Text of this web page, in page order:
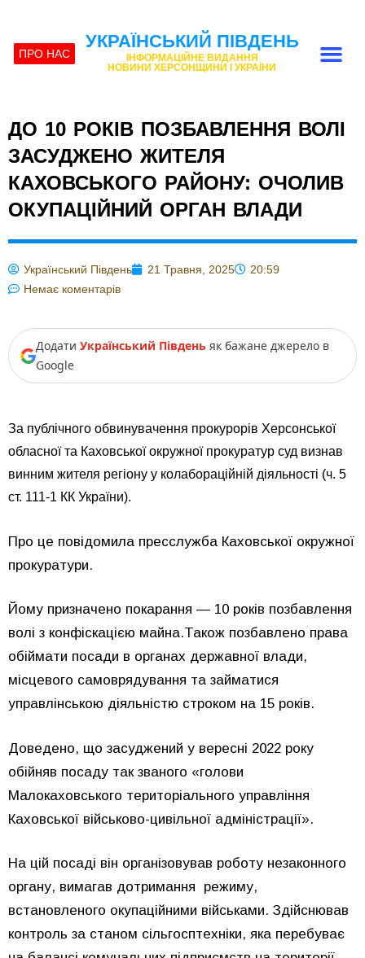
ПРО НАС
УКРАЇНСЬКИЙ ПІВДЕНЬ
ІНФОРМАЦІЙНЕ ВИДАННЯ
НОВИНИ ХЕРСОНЩИНИ І УКРАЇНИ
ДО 10 РОКІВ ПОЗБАВЛЕННЯ ВОЛІ
ЗАСУДЖЕНО ЖИТЕЛЯ
КАХОВСЬКОГО РАЙОНУ: ОЧОЛИВ
ОКУПАЦІЙНИЙ ОРГАН ВЛАДИ
Український Південь 21 Травня, 2025
20:59
Немає коментарів
Додати Український Південь як бажане джерело в
Google
За публічного обвинувачення прокурорів Херсонської
обласної та Каховської окружної прокуратур суд визнав
винним жителя регіону у колабораційній діяльності (ч. 5
ст. 111-1 КК України).
Про це повідомила пресслужба Каховської окружної
прокуратури.
Йому призначено покарання — 10 років позбавлення
волі з конфіскацією майна.Також позбавлено права
обіймати посади в органах державної влади,
місцевого самоврядування та займатися
управлінською діяльністю строком на 15 років.
Доведено, що засуджений у вересні 2022 року
обійняв посаду так званого «голови
Малокаховського територіального управління
Каховської військово-цивільної адміністрації».
На цій посаді він організовував роботу незаконного
органу, вимагав дотримання режиму,
встановленого окупаційними військами. Здійснював
контроль за станом сільгосптехніки, яка перебуває